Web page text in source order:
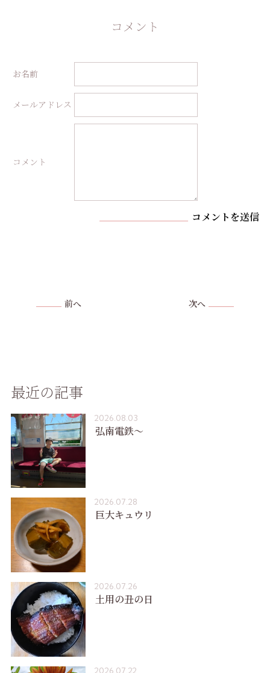
コメント
お名前
メールアドレス
コメント
コメントを送信
前へ 次へ
最近の記事
2026.08.03
弘南電鉄〜
2026.07.28
巨大キュウリ
2026.07.26
土用の丑の日
2026.07.22